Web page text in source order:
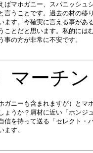
ばマホガニー、スパニッシュ
言うことです。過去の材の移
ます。今確実に言える事があ
ことだと思います。私的には
の方が非常に不安です。
マー
ニーも含まれますが）とマ
ょうか？屑材に近い「ホンジ
信を持って送る「セレクト・
す。